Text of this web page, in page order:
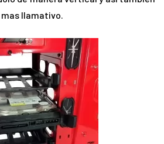
llamativo.